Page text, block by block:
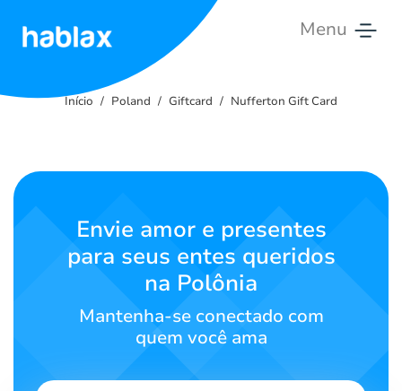
Menu
Tarifas
Fale
Conosco
Início Poland Giftcard Nufferton Gift Card
Envie amor e presentes
para seus entes queridos
na Polônia
Mantenha-se conectado com
quem você ama